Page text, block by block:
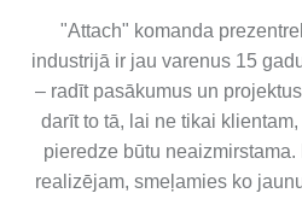
"Attach" komanda
industrijā ir jau varenus 15
– radīt pasākumus un
darīt to tā, lai ne tikai
pieredze būtu
realizējam, smeļamies ko